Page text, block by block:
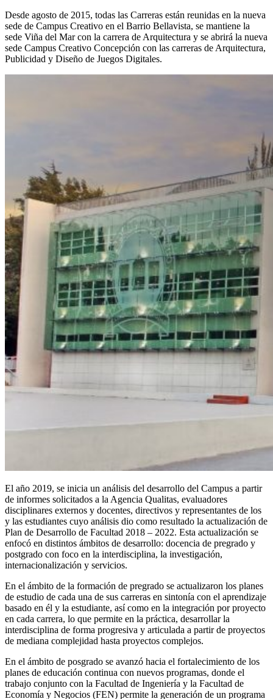
Desde agosto de 2015, todas las Carreras están reunidas en la nueva
sede de Campus Creativo en el Barrio Bellavista, se mantiene la
sede Viña del Mar con la carrera de Arquitectura y se abrirá la nueva
sede Campus Creativo Concepción con las carreras de Arquitectura,
Publicidad y Diseño de Juegos Digitales.
El año 2019, se inicia un análisis del desarrollo del Campus a partir
de informes solicitados a la Agencia Qualitas, evaluadores
disciplinares externos y docentes, directivos y representantes de los
y las estudiantes cuyo análisis dio como resultado la actualización de
Plan de Desarrollo de Facultad 2018 – 2022. Esta actualización se
enfocó en distintos ámbitos de desarrollo: docencia de pregrado y
postgrado con foco en la interdisciplina, la investigación,
internacionalización y servicios.
En el ámbito de la formación de pregrado se actualizaron los planes
de estudio de cada una de sus carreras en sintonía con el aprendizaje
basado en él y la estudiante, así como en la integración por proyecto
en cada carrera, lo que permite en la práctica, desarrollar la
interdisciplina de forma progresiva y articulada a partir de proyectos
de mediana complejidad hasta proyectos complejos.
En el ámbito de posgrado se avanzó hacia el fortalecimiento de los
planes de educación continua con nuevos programas, donde el
trabajo conjunto con la Facultad de Ingeniería y la Facultad de
Economía y Negocios (FEN) permite la generación de un programa